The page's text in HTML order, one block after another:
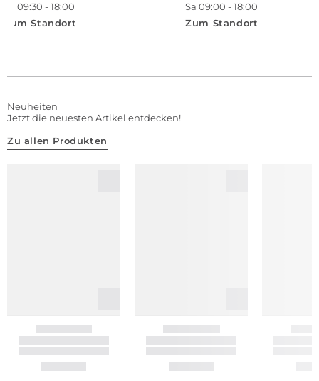
Sa 09:30 - 18:00
Zum Standort
Sa 09:00 - 18:00
Zum Standort
Neuheiten
Jetzt die neuesten Artikel entdecken!
Zu allen Produkten